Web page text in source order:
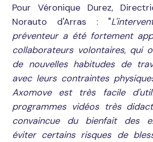
Pour Véronique Durez,
Norauto d'Arras : "
préventeur a été fortement
collaborateurs volontaires, qui
de nouvelles habitudes de
avec leurs contraintes
Axomove est très facile
programmes vidéos très
convaincue du bienfait des
éviter certains risques de